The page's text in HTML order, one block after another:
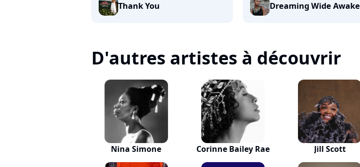
Thank You Dreaming Wide Awake
D'autres artistes à découvrir
Nina Simone Corinne Bailey Rae Jill Scott